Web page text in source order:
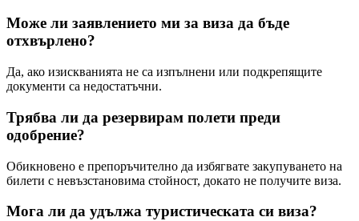
Може ли заявлението ми за виза да бъде
отхвърлено?
Да, ако изискванията не са изпълнени или подкрепящите
документи са недостатъчни.
Трябва ли да резервирам полети преди
одобрение?
Обикновено е препоръчително да избягвате закупуването на
билети с невъзстановима стойност, докато не получите виза.
Мога ли да удължа туристическата си виза?